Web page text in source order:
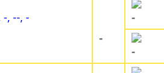
-, --, -
-
-
-